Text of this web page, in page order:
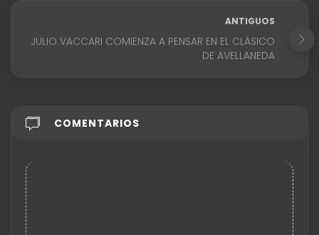
ANTIGUOS
JULIO VACCARI COMIENZA A PENSAR EN EL CLÁSICO
DE AVELLANEDA
COMENTARIOS